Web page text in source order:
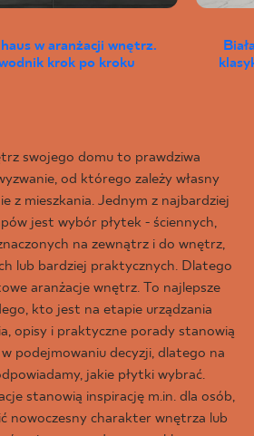
w aranżacji wnętrz.
krok po kroku
swojego domu to prawdziwa
od którego zależy własny
z mieszkania. Jednym z najbardziej
jest wybór płytek - ściennych,
na zewnątrz i do wnętrz,
lub bardziej praktycznych. Dlatego
aranżacje wnętrz. To najlepsze
kto jest na etapie urządzania
opisy i praktyczne porady stanowią
podejmowaniu decyzji, dlatego na
jakie płytki wybrać.
stanowią inspirację m.in. dla osób,
nowoczesny charakter wnętrza lub